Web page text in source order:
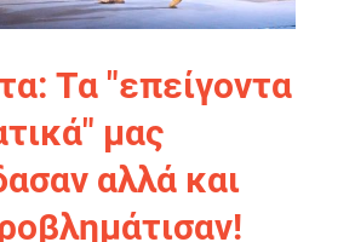
Τα "επείγοντα
μας
αλλά και